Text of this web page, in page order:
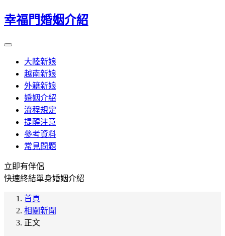
幸福門婚姻介紹
大陸新娘
越南新娘
外籍新娘
婚姻介紹
流程規定
提醒注意
參考資料
常見問題
立即有伴侶
快速終結單身婚姻介紹
首頁
相關新聞
正文